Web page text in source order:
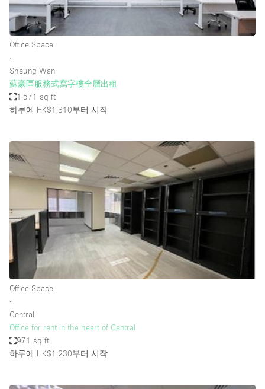
Car Display
Concierge
Counters
Daylight
Electricity
Elevator
Furniture
Garden
Garment Rack
Ground Floor
Handicap Accessible
Haussmann Style
Heating
Industrial
Kitchen
Large Door Entrance
Office Space
∙
Sheung Wan
蘇豪區服務式寫字樓全層出租
1,571 sq ft
하루에 HK$1,310부터 시작
Office Space
∙
Central
Office for rent in the heart of Central
971 sq ft
하루에 HK$1,230부터 시작